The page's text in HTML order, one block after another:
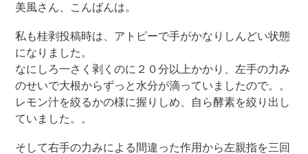
美風さん、こんばんは。
私も桂剥投稿時は、アトピーで手がかなりしんどい状態
になりました。
なにしろ一さく剥くのに２０分以上かかり、左手の力み
のせいで大根からずっと水分が滴っていましたので。。
レモン汁を絞るかの様に握りしめ、自ら酵素を絞り出し
ていました。。
そして右手の力みによる間違った作用から左親指を三回